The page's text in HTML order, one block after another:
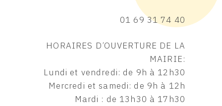
01 69 31 74 40
HORAIRES D’OUVERTURE DE LA
MAIRIE:
Lundi et vendredi: de 9h à 12h30
Mercredi et samedi: de 9h à 12h
Mardi : de 13h30 à 17h30